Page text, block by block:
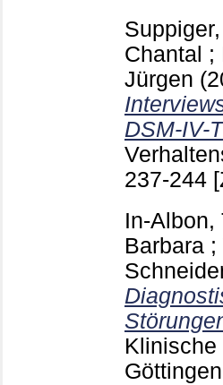
Chantal ;
Jürgen
DSM-IV-
237-244
In-Albon,
Barbara ;
Göttingen